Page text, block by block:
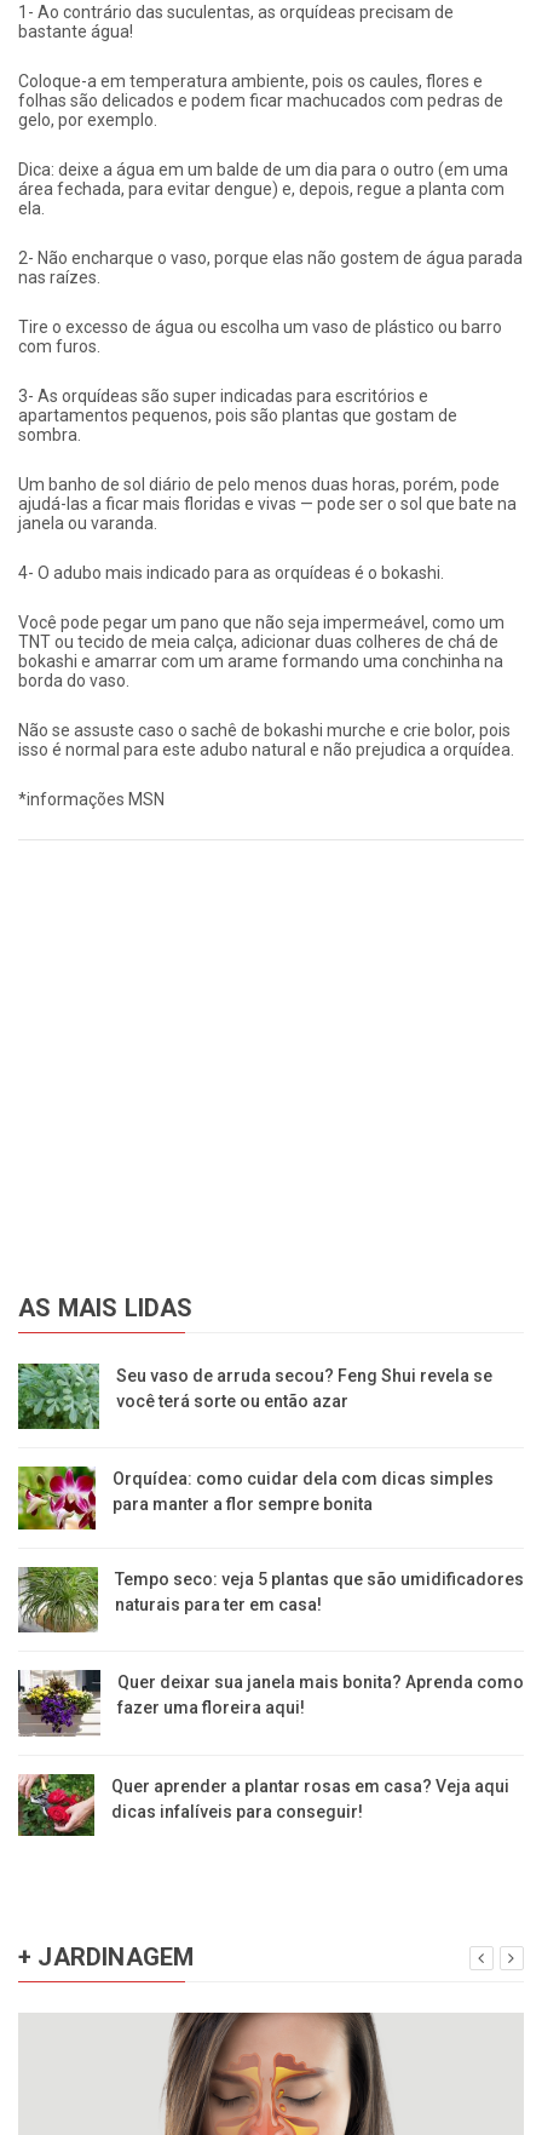
1- Ao contrário das suculentas, as orquídeas precisam de
bastante água!
Coloque-a em temperatura ambiente, pois os caules, flores e
folhas são delicados e podem ficar machucados com pedras de
gelo, por exemplo.
Dica: deixe a água em um balde de um dia para o outro (em uma
área fechada, para evitar dengue) e, depois, regue a planta com
ela.
2- Não encharque o vaso, porque elas não gostem de água parada
nas raízes.
Tire o excesso de água ou escolha um vaso de plástico ou barro
com furos.
3- As orquídeas são super indicadas para escritórios e
apartamentos pequenos, pois são plantas que gostam de
sombra.
Um banho de sol diário de pelo menos duas horas, porém, pode
ajudá-las a ficar mais floridas e vivas — pode ser o sol que bate na
janela ou varanda.
4- O adubo mais indicado para as orquídeas é o bokashi.
Você pode pegar um pano que não seja impermeável, como um
TNT ou tecido de meia calça, adicionar duas colheres de chá de
bokashi e amarrar com um arame formando uma conchinha na
borda do vaso.
Não se assuste caso o sachê de bokashi murche e crie bolor, pois
isso é normal para este adubo natural e não prejudica a orquídea.
*informações MSN
AS MAIS LIDAS
Seu vaso de arruda secou? Feng Shui revela se
você terá sorte ou então azar
Orquídea: como cuidar dela com dicas simples
para manter a flor sempre bonita
Tempo seco: veja 5 plantas que são umidificadores
naturais para ter em casa!
Quer deixar sua janela mais bonita? Aprenda como
fazer uma floreira aqui!
Quer aprender a plantar rosas em casa? Veja aqui
dicas infalíveis para conseguir!
+ JARDINAGEM